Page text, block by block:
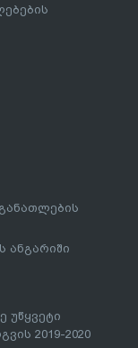
ანგარიში
უწყვეტი
2019-2020